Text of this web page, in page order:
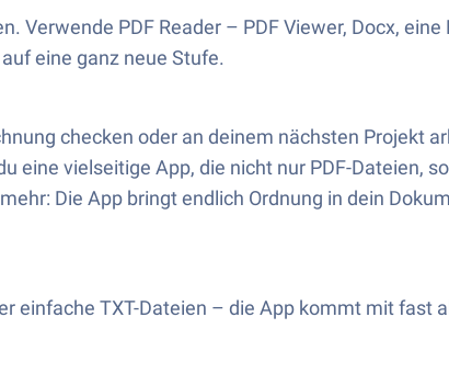
Verwende PDF Reader – PDF Viewer, Docx,
eine ganz neue Stufe.
checken oder an deinem nächsten Projekt
vielseitige App, die nicht nur PDF-Dateien,
Die App bringt endlich Ordnung in dein
einfache TXT-Dateien – die App kommt mit fast